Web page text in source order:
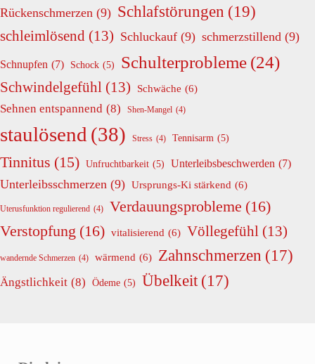
Rückenschmerzen (9) Schlafstörungen (19)
schleimlösend (13) Schluckauf (9) schmerzstillend (9)
Schnupfen (7) Schock (5) Schulterprobleme (24)
Schwindelgefühl (13) Schwäche (6)
Sehnen entspannend (8) Shen-Mangel (4)
staulösend (38) Stress (4) Tennisarm (5)
Tinnitus (15) Unfruchtbarkeit (5) Unterleibsbeschwerden (7)
Unterleibsschmerzen (9) Ursprungs-Ki stärkend (6)
Uterusfunktion regulierend (4) Verdauungsprobleme (16)
Verstopfung (16) vitalisierend (6) Völlegefühl (13)
wandernde Schmerzen (4) wärmend (6) Zahnschmerzen (17)
Ängstlichkeit (8) Ödeme (5) Übelkeit (17)